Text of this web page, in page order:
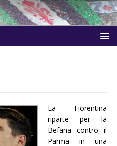
La Fiorentina
riparte per la
Befana contro il
Parma in una